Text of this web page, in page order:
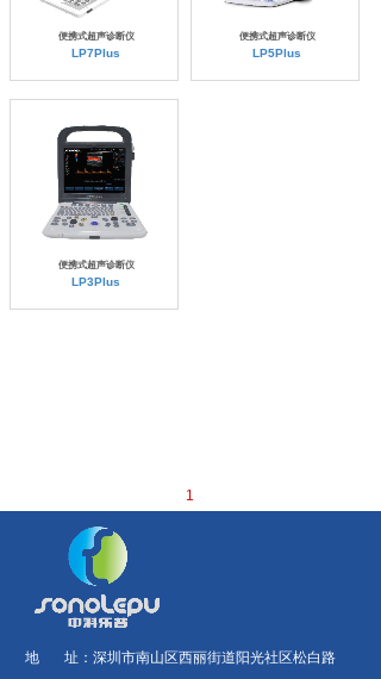
便携式超声诊断仪
LP7Plus
便携式超声诊断仪
LP5Plus
便携式超声诊断仪
LP3Plus
1
地 址： 深圳市南山区西丽街道阳光社区松白路